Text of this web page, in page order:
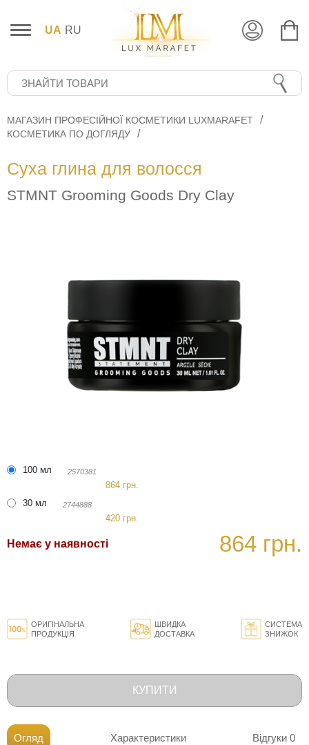
UA RU
МАГАЗИН ПРОФЕСІЙНОЇ КОСМЕТИКИ LUXMARAFET
КОСМЕТИКА ПО ДОГЛЯДУ
Суха глина для волосся
STMNT Grooming Goods Dry Clay
100 мл 2570381
864 грн.
30 мл
2744888
420 грн.
Немає у наявності 864 грн.
ОРИГІНАЛЬНА
ПРОДУКЦІЯ
ШВИДКА
ДОСТАВКА
СИСТЕМА
ЗНИЖОК
КУПИТИ
Огляд Характеристики Відгуки 0